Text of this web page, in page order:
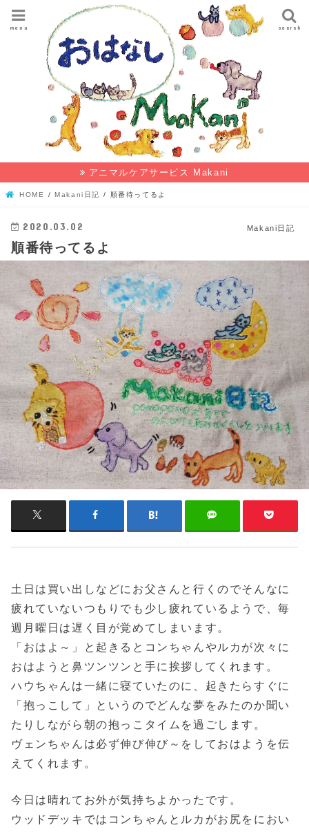
search
menu
アニマルケアサービス Makani
HOME Makani日記 順番待ってるよ
Makani日記
2020.03.02
順番待ってるよ
土日は買い出しなどにお父さんと行くのでそんなに
疲れていないつもりでも少し疲れているようで、毎
週月曜日は遅く目が覚めてしまいます。
「おはよ～」と起きるとコンちゃんやルカが次々に
おはようと鼻ツンツンと手に挨拶してくれます。
ハウちゃんは一緒に寝ていたのに、起きたらすぐに
「抱っこして」というのでどんな夢をみたのか聞い
たりしながら朝の抱っこタイムを過ごします。
ヴェンちゃんは必ず伸び伸び～をしておはようを伝
えてくれます。
今日は晴れてお外が気持ちよかったです。
ウッドデッキではコンちゃんとルカがお尻をにおい